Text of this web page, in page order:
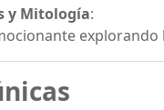
y Mitología:
explorando